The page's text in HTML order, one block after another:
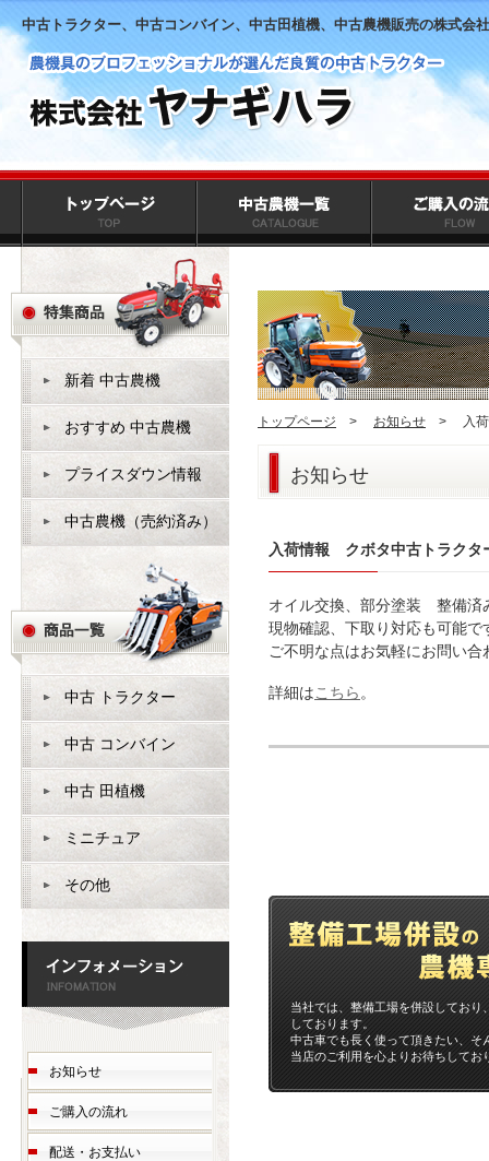
中古トラクター、中古コンバイン、中古田植機、中古農機販売の株式会
トップページ > お知らせ > 入
お知らせ
入荷情報 クボタ中古トラク
オイル交換、部分塗装 整備済
現物確認、下取り対応も可能で
ご不明な点はお気軽にお問い合
詳細はこちら 。
当社では、整備工場を併設してお
しております。
中古車でも長く使って頂きたい、そ
当店のご利用を心よりお待ちしてお
新着 中古農機
おすすめ 中古農機
プライスダウン情報
中古農機（売約済み）
中古 トラクター
中古 コンバイン
中古 田植機
ミニチュア
その他
お知らせ
ご購入の流れ
配送・お支払い